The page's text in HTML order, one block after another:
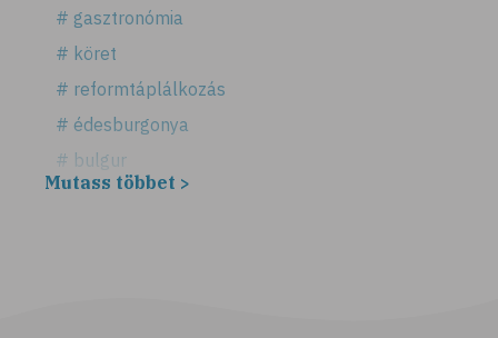
# gasztronómia
# köret
# reformtáplálkozás
# édesburgonya
# bulgur
# köles
Mutass többet >